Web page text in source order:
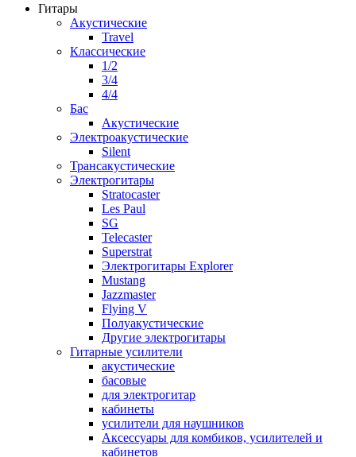
Гитары
Акустические
Travel
Классические
1/2
3/4
4/4
Бас
Акустические
Электроакустические
Silent
Трансакустические
Электрогитары
Stratocaster
Les Paul
SG
Telecaster
Superstrat
Электрогитары Explorer
Mustang
Jazzmaster
Flying V
Полуакустические
Другие электрогитары
Гитарные усилители
акустические
басовые
для электрогитар
кабинеты
усилители для наушников
Аксессуары для комбиков, усилителей и
кабинетов